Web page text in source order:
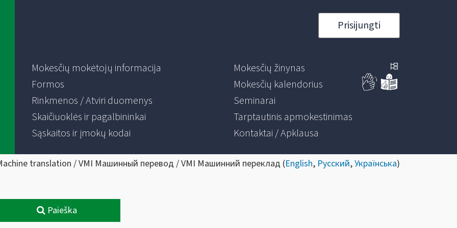
Prisijungti
Mokesčių mokėtojų informacija
Formos
Rinkmenos / Atviri duomenys
Skaičiuoklės ir pagalbininkai
Sąskaitos ir įmokų kodai
Mokesčių žinynas
Mokesčių kalendorius
Seminarai
Tarptautinis apmokestinimas
Kontaktai / Apklausa
translation / VMI Машинный перевод / VMI Машинний переклад (English, Русский,Українська)
Paieška